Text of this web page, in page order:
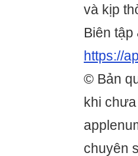
và kịp
Biên
https://
© Bản
khi
chuyên